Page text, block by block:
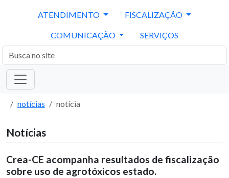
ATENDIMENTO FISCALIZAÇÃO
COMUNICAÇÃO SERVIÇOS
notícias notícia
Notícias
Crea-CE acompanha resultados de fiscalização
sobre uso de agrotóxicos estado.